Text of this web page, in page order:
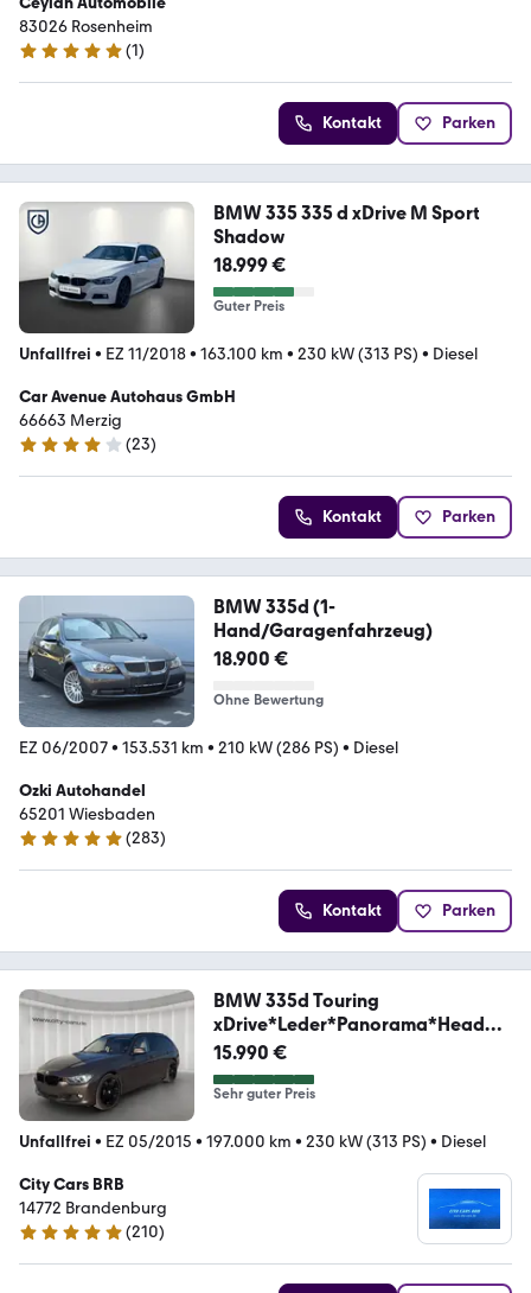
83026 Rosenheim
5 Sterne
(1)
Kontakt Parken
BMW 335 335 d xDrive M Sport
Shadow
18.999 €
Guter Preis
Unfallfrei • EZ 11/2018• 163.100 km • 230 kW (313 PS) • Diesel
Car Avenue Autohaus GmbH
66663 Merzig
4.2 Sterne
(23)
Kontakt Parken
BMW 335d (1-
Hand/Garagenfahrzeug)
18.900 €
Ohne Bewertung
EZ 06/2007• 153.531 km • 210 kW (286 PS) • Diesel
Ozki Autohandel
65201 Wiesbaden
4.9 Sterne
(283)
Kontakt Parken
BMW 335d Touring
xDrive*Leder*Panorama*Head
Up*AHK*
15.990 €
Sehr guter Preis
Unfallfrei • EZ 05/2015 • 197.000 km • 230 kW (313 PS) • Diesel
City Cars BRB
14772 Brandenburg
4.9 Sterne
(210)